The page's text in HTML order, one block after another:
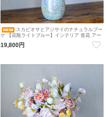
スカビオサとアジサイのナチュラルブー
ケ 【花瓶ライトブルー】インテリア 造花 アー
ティフィシャルフラワー 花瓶付ブーケ 花瓶ア
レンジメント
19,800円